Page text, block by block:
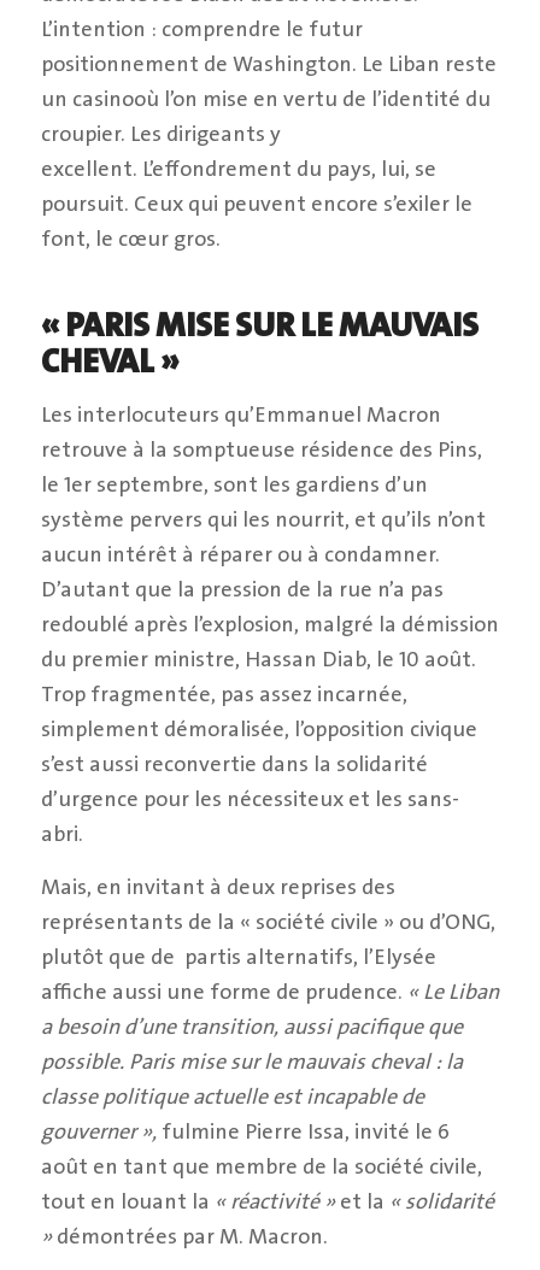
L’intention : comprendre le futur
positionnement de Washington. Le Liban reste
un casinooù l’on mise en vertu de l’identité du
croupier. Les dirigeants y
excellent. L’effondrement du pays, lui, se
poursuit. Ceux qui peuvent encore s’exiler le
font, le cœur gros.
« PARIS MISE SUR LE MAUVAIS
CHEVAL »
Les interlocuteurs qu’Emmanuel Macron
retrouve à la somptueuse résidence des Pins,
le 1er septembre, sont les gardiens d’un
système pervers qui les nourrit, et qu’ils n’ont
aucun intérêt à réparer ou à condamner.
D’autant que la pression de la rue n’a pas
redoublé après l’explosion, malgré la démission
du premier ministre, Hassan Diab, le 10 août.
Trop fragmentée, pas assez incarnée,
simplement démoralisée, l’opposition civique
s’est aussi reconvertie dans la solidarité
d’urgence pour les nécessiteux et les sans-
abri.
Mais, en invitant à deux reprises des
représentants de la « société civile » ou d’ONG,
plutôt que de partis alternatifs, l’Elysée
affiche aussi une forme de prudence. « Le Liban
a besoin d’une transition, aussi pacifique que
possible. Paris mise sur le mauvais cheval : la
classe politique actuelle est incapable de
gouverner »,fulmine Pierre Issa, invité le 6
août en tant que membre de la société civile,
tout en louant la « réactivité »et la « solidarité
»démontrées par M. Macron.